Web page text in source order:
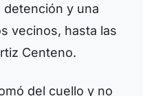
detención y una
vecinos, hasta las
Centeno.
del cuello y no